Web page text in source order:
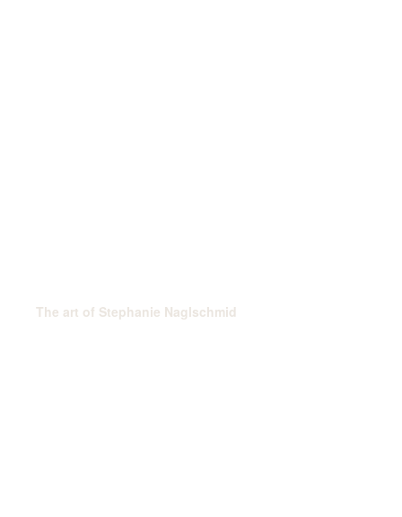
The art of Stephanie Naglschmid